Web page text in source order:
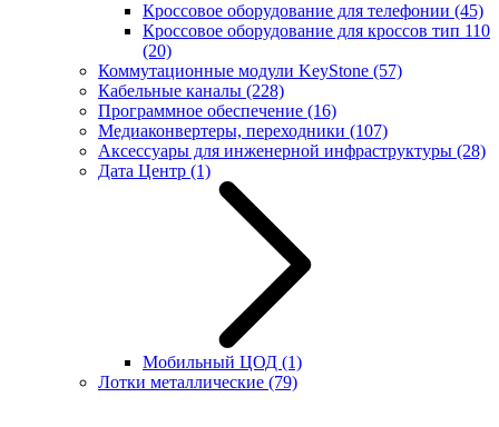
Кроссовое оборудование для телефонии (45)
Кроссовое оборудование для кроссов тип 110
(20)
Коммутационные модули KeyStone (57)
Кабельные каналы (228)
Программное обеспечение (16)
Медиаконвертеры, переходники (107)
Аксессуары для инженерной инфраструктуры (28)
Дата Центр (1)
Мобильный ЦОД (1)
Лотки металлические (79)